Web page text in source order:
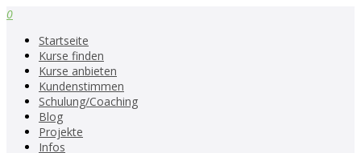
0
Startseite
Kurse finden
Kurse anbieten
Kundenstimmen
Schulung/Coaching
Blog
Projekte
Infos